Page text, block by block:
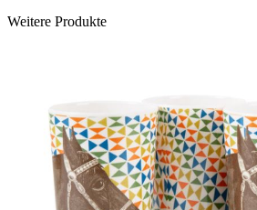
Weitere Produkte